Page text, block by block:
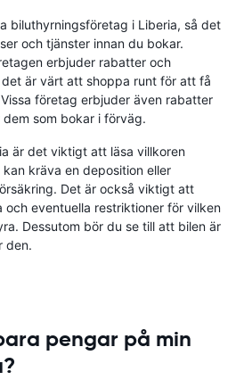
biluthyrningsföretag i Liberia, så det
och tjänster innan du bokar.
erbjuder rabatter och
är värt att shoppa runt för att få
företag erbjuder även rabatter
som bokar i förväg.
är det viktigt att läsa villkoren
kräva en deposition eller
Det är också viktigt att
och eventuella restriktioner för vilken
Dessutom bör du se till att bilen är
den.
pengar på min